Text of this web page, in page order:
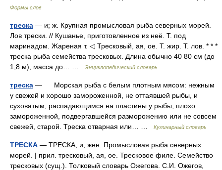
Формы слов
треска — и; ж. Крупная промысловая рыба северных морей.
Лов трески. // Кушанье, приготовленное из неё. Т. под
маринадом. Жареная т. ◁ Тресковый, ая, ое. Т. жир. Т. лов. * * *
треска рыба семейства тресковых. Длина обычно 40 80 см (до
1,8 м), масса до… …
Энциклопедический словарь
треска — Морская рыба с белым плотным мясом: нежным
у свежей и хорошо замороженной, не оттаявшей рыбы, и
суховатым, распадающимся на пластины у рыбы, плохо
замороженной, подвергавшейся разморожению или не совсем
свежей, старой. Треска отварная или… …
Кулинарный словарь
ТРЕСКА — ТРЕСКА, и, жен. Промысловая рыба северных
морей. | прил. тресковый, ая, ое. Тресковое филе. Семейство
тресковых (сущ.). Толковый словарь Ожегова. С.И. Ожегов,